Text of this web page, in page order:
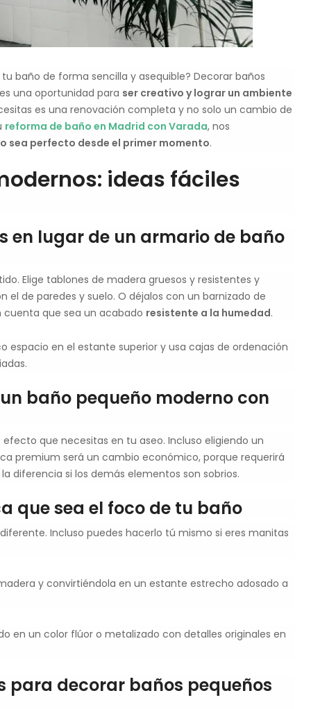
baño de forma sencilla y asequible? Decorar baños
una oportunidad para ser creativo y lograr un ambiente
es una renovación completa y no solo un cambio de
reforma de baño en Madrid con Varada, nos
sea perfecto desde el primer momento.
ideas fáciles
lugar de un armario de baño
Elige tablones de madera gruesos y resistentes y
de paredes y suelo. O déjalos con un barnizado de
que sea un acabado resistente a la humedad.
espacio en el estante superior y usa cajas de ordenación
baño pequeño moderno con
que necesitas en tu aseo. Incluso eligiendo un
premium será un cambio económico, porque requerirá
diferencia si los demás elementos son sobrios.
que sea el foco de tu baño
Incluso puedes hacerlo tú mismo si eres manitas
y convirtiéndola en un estante estrecho adosado a
en un color flúor o metalizado con detalles originales en
para decorar baños pequeños